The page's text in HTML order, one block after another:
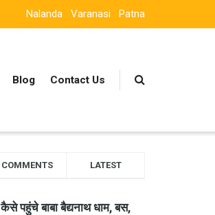
Nalanda Varanasi Patna
Blog Contact Us
COMMENTS LATEST
कैसे पहुंचे बाबा बैद्यनाथ धाम, बस,